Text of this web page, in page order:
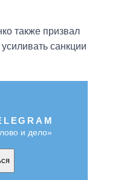
также призвал
санкции
и дело»